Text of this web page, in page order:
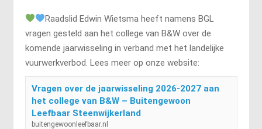
Raadslid Edwin Wietsma heeft namens BGL
vragen gesteld aan het college van B&W over de
komende jaarwisseling in verband met het landelijke
vuurwerkverbod. Lees meer op onze website:
Vragen over de jaarwisseling 2026-2027 aan
het college van B&W – Buitengewoon
Leefbaar Steenwijkerland
buitengewoonleefbaar.nl